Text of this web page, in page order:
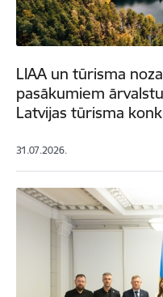
LIAA un tūrisma
pasākumiem
Latvijas tūrisma
31.07.2026.